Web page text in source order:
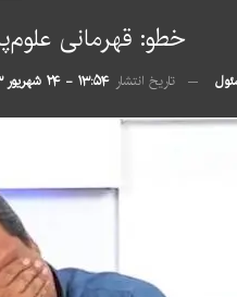
خطو: قهرمانی
تاریخ انتشار ۱۳:۵۴ - ۲۴ شهریور ۱۴۰۳